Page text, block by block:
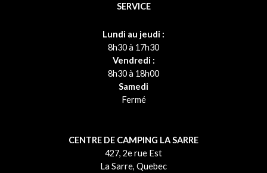
SERVICE
Lundi au jeudi :
8h30 à 17h30
Vendredi :
8h30 à 18h00
Samedi
Fermé
CENTRE DE CAMPING LA SARRE
427, 2e rue Est
La Sarre, Quebec